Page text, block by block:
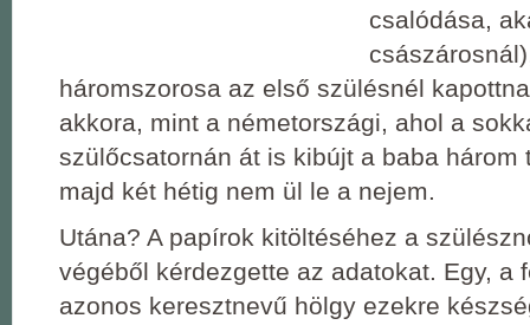
csalódása,
háromszorosa az első szülésnél
akkora, mint a németországi, ahol a
szülőcsatornán át is kibújt a baba három
majd két hétig nem ül le a nejem.
Utána? A papírok kitöltéséhez a
végéből kérdezgette az adatokat. Egy, a
azonos keresztnevű hölgy ezekre